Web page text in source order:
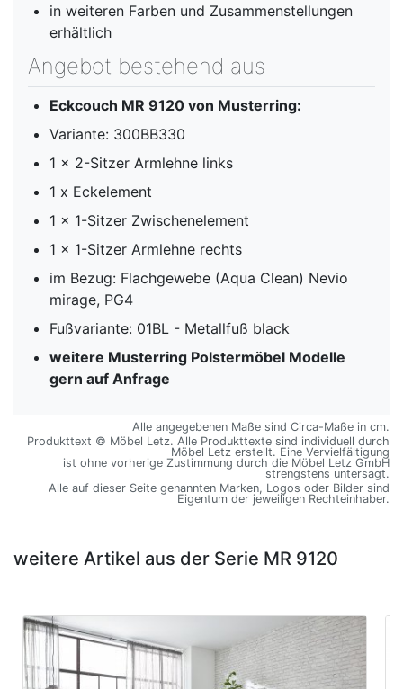
in weiteren Farben und Zusammenstellungen
erhältlich
Angebot bestehend aus
Eckcouch MR 9120 von Musterring:
Variante: 300BB330
1 x 2-Sitzer Armlehne links
1 x Eckelement
1 x 1-Sitzer Zwischenelement
1 x 1-Sitzer Armlehne rechts
im Bezug: Flachgewebe (Aqua Clean) Nevio
mirage, PG4
Fußvariante: 01BL - Metallfuß black
weitere Musterring Polstermöbel Modelle
gern auf Anfrage
Alle angegebenen Maße sind Circa-Maße in cm.
Produkttext © Möbel Letz. Alle Produkttexte sind individuell durch
Möbel Letz erstellt. Eine Vervielfältigung
ist ohne vorherige Zustimmung durch die Möbel Letz GmbH
strengstens untersagt.
Alle auf dieser Seite genannten Marken, Logos oder Bilder sind
Eigentum der jeweiligen Rechteinhaber.
weitere Artikel aus der Serie MR 9120